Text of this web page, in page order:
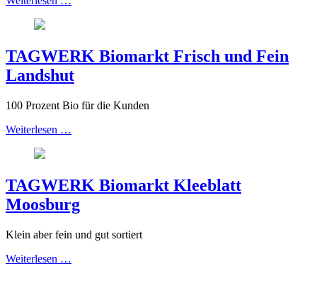
TAGWERK Biomarkt Frisch und Fein
Landshut
100 Prozent Bio für die Kunden
Weiterlesen …
TAGWERK Biomarkt Kleeblatt
Moosburg
Klein aber fein und gut sortiert
Weiterlesen …